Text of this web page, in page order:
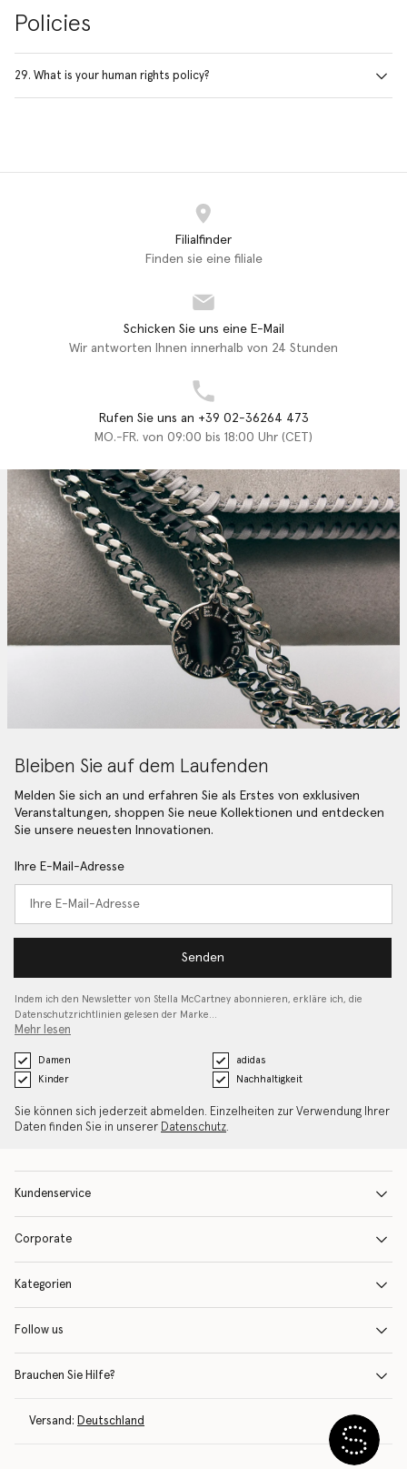
Policies
29. What is your human rights policy?
Filialfinder
Finden sie eine filiale
Schicken Sie uns eine E-Mail
Wir antworten Ihnen innerhalb von 24 Stunden
Rufen Sie uns an +39 02-36264 473
MO.-FR. von 09:00 bis 18:00 Uhr (CET)
Bleiben Sie auf dem Laufenden
Melden Sie sich an und erfahren Sie als Erstes von exklusiven
Veranstaltungen, shoppen Sie neue Kollektionen und entdecken
Sie unsere neuesten Innovationen.
Ihre E-Mail-Adresse
Senden
Indem ich den Newsletter von Stella McCartney abonnieren, erkläre ich, die
Datenschutzrichtlinien gelesen der Marke…
Mehr lesen
Damen
adidas
Kinder
Nachhaltigkeit
Sie können sich jederzeit abmelden. Einzelheiten zur Verwendung Ihrer
Daten finden Sie in unserer Datenschutz.
Kundenservice
Corporate
Kategorien
Follow us
Brauchen Sie Hilfe?
Versand: Deutschland